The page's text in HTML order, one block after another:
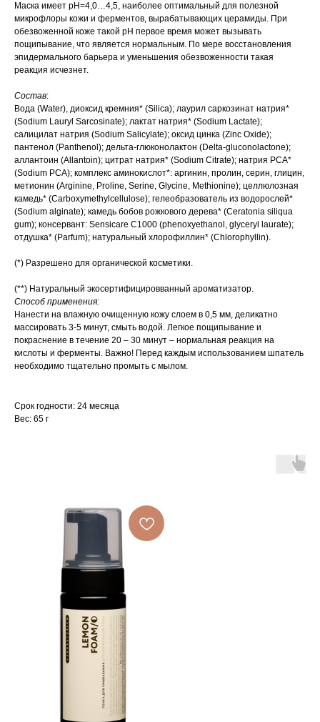
Маска имеет pH=4,0…4,5, наиболее оптимальный для полезной
микрофлоры кожи и ферментов, вырабатывающих церамиды. При
обезвоженной коже такой рН первое время может вызывать
пощипывание, что является нормальным. По мере восстановления
эпидермального барьера и уменьшения обезвоженности такая
реакция исчезнет.
Состав:
Вода (Water), диоксид кремния* (Silica); лаурил саркозинат натрия*
(Sodium Lauryl Sarcosinate); лактат натрия* (Sodium Lactate);
салицилат натрия (Sodium Salicylate); оксид цинка (Zinc Oxide);
пантенол (Panthenol); дельта-глюконолактон (Delta-gluconolactone);
аллантоин (Allantoin); цитрат натрия* (Sodium Citrate); натрия РСА*
(Sodium PCA); комплекс аминокислот*: аргинин, пролин, серин, глицин,
метионин (Arginine, Proline, Serine, Glycine, Methionine); целлюлозная
камедь* (Carboxymethylcellulose); гелеобразователь из водорослей*
(Sodium alginate); камедь бобов рожкового дерева* (Ceratonia siliqua
gum); консервант: Sensicare C1000 (phenoxyethanol, glyceryl laurate);
отдушка* (Parfum); натуральный хлорофиллин* (Chlorophyllin).
(*) Разрешено для органической косметики.
(**) Натуральный экосертифицировванный ароматизатор.
Способ применения:
Нанести на влажную очищенную кожу слоем в 0,5 мм, деликатно
массировать 3-5 минут, смыть водой. Легкое пощипывание и
покраснение в течение 20 – 30 минут – нормальная реакция на
кислоты и ферменты. Важно! Перед каждым использованием шпатель
необходимо тщательно промыть с мылом.
Срок годности: 24 месяца
Вес: 65 г